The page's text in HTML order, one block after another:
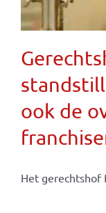
ook de
Het gerechtshof